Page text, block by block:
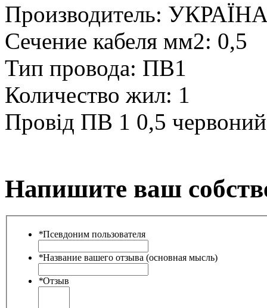
Производитель:
Сечение кабеля мм2: 0,5
Тип провода: ПВ1
Количество жил: 1
Провід ПВ 1 0,5 червоний
Напишите ваш
*Псевдоним пользователя
*Название вашего отзыва (основная мысль)
*Отзыв